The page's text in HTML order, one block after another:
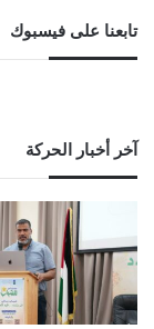
تابعنا على فيسبوك
آخر أخبار الحركة